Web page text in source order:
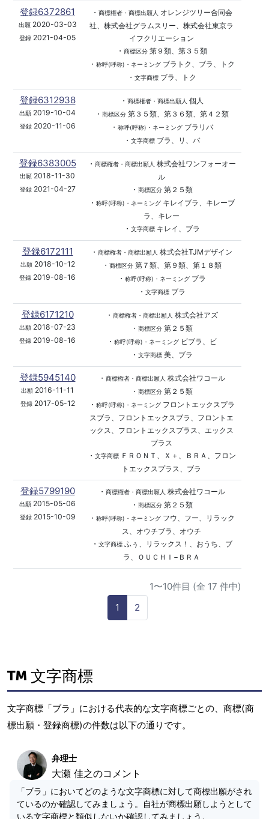
登録6372861
出願2020-03-03
登録 2021-04-05
・ 商標権者・商標出願人
オレンジツリー合同会
社、株式会社グラムスリー、株式会社東京ラ
イフクリエーション
・ 商標区分第９類、第３５類
・ 称呼(呼称)・ネーミングブラトク、ブラ、トク
・ 文字商標ブラ、トク
登録6312938
出願 2019-10-04
登録2020-11-06
・ 商標権者・商標出願人 個人
・ 商標区分第３５類、第３６類、第４２類
・ 称呼(呼称)・ネーミングブラリバ
・ 文字商標ブラ、リ、バ
登録6383005
出願 2018-11-30
登録2021-04-27
・ 商標権者・商標出願人 株式会社ワンフォーオー
ル
・ 商標区分第２５類
・ 称呼(呼称)・ネーミングキレイブラ、キレーブ
ラ、キレー
・ 文字商標キレイ、ブラ
登録6172111
出願2018-10-12
登録 2019-08-16
・ 商標権者・商標出願人 株式会社TJMデザイン
・ 商標区分第７類、第９類、第１８類
・ 称呼(呼称)・ネーミングブラ
・ 文字商標ブラ
登録6171210
出願 2018-07-23
登録 2019-08-16
・ 商標権者・商標出願人 株式会社アズ
・ 商標区分第２５類
・ 称呼(呼称)・ネーミングビブラ、ビ
・ 文字商標美、ブラ
登録5945140
出願 2016-11-11
登録2017-05-12
・ 商標権者・商標出願人 株式会社ワコール
・ 商標区分第２５類
・ 称呼(呼称)・ネーミングフロントエックスプラ
スブラ、フロントエックスブラ、フロントエ
ックス、フロントエックスプラス、エックス
プラス
・ 文字商標ＦＲＯＮＴ、Ｘ＋、ＢＲＡ、フロン
トエックスプラス、ブラ
登録5799190
出願 2015-05-06
登録2015-10-09
・ 商標権者・商標出願人 株式会社ワコール
・ 商標区分第２５類
・ 称呼(呼称)・ネーミングフウ、フー、リラック
ス、オウチブラ、オウチ
・ 文字商標ふぅ、リラックス！、おうち、ブ
ラ、ＯＵＣＨＩ−ＢＲＡ
1〜10件目 (全 17 件中)
1
2
文字商標
文字商標「ブラ」における代表的な文字商標ごとの、商標(商
標出願・登録商標)の件数は以下の通りです。
弁理士
大瀬 佳之のコメント
「ブラ」においてどのような文字商標に対して商標出願がされ
ているのか確認してみましょう。自社が商標出願しようとして
いる文字商標と類似しないか確認してみましょう。